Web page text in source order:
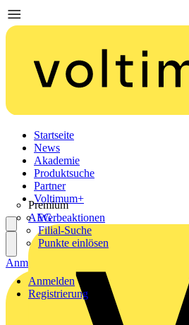
Startseite
News
Akademie
Produktsuche
Partner
Premium
AEG
Voltimum+
Werbeaktionen
Filial-Suche
Punkte einlösen
Anmelden
Registrierung
Anmelden